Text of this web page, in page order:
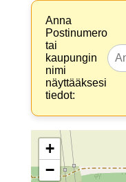
Anna
Postinumero
tai
kaupungin
nimi
näyttääksesi
tiedot:
+
−